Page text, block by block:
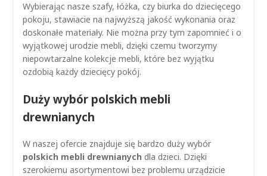
Wybierając nasze szafy, łóżka, czy biurka do dziecięcego
pokoju, stawiacie na najwyższą jakość wykonania oraz
doskonałe materiały. Nie można przy tym zapomnieć i o
wyjątkowej urodzie mebli, dzięki czemu tworzymy
niepowtarzalne kolekcje mebli, które bez wyjątku
ozdobią każdy dziecięcy pokój.
Duży wybór polskich mebli
drewnianych
W naszej ofercie znajduje się bardzo duży wybór
polskich mebli drewnianych dla dzieci. Dzięki
szerokiemu asortymentowi bez problemu urządzicie